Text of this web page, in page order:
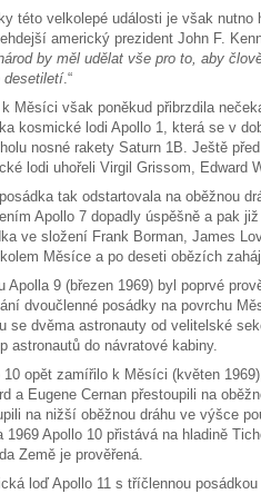
této velkolepé události je však
americký prezident John F.
by měl udělat vše pro to, aby
desetiletí.“
Měsíci však poněkud přibrzdila
kosmické lodi Apollo 1, která se v
nosné rakety Saturn 1B. Ještě
lodi uhořeli Virgil Grissom, Edward
tak odstartovala na oběžnou
Apollo 7 dopadly úspěšně a pak
ve složení Frank Borman, James
Měsíce a po deseti obězích
Apolla 9 (březen 1969) byl poprvé
dvoučlenné posádky na povrchu
se dvěma astronauty od velitelské
astronautů do návratové kabiny.
10 opět zamířilo k Měsíci (květen
a Eugene Cernan přestoupili na
na nižší oběžnou dráhu ve výšce
1969 Apollo 10 přistává na hladině
Země je prověřená.
loď Apollo 11 s tříčlennou